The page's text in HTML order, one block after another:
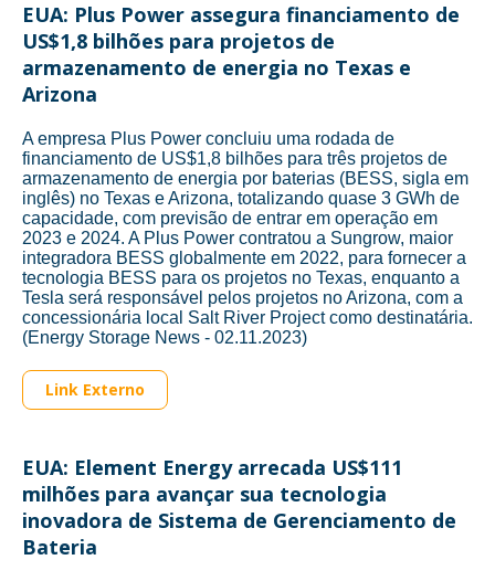
EUA: Plus Power assegura financiamento de
US$1,8 bilhões para projetos de
armazenamento de energia no Texas e
Arizona
A empresa Plus Power concluiu uma rodada de
financiamento de US$1,8 bilhões para três projetos de
armazenamento de energia por baterias (BESS, sigla em
inglês) no Texas e Arizona, totalizando quase 3 GWh de
capacidade, com previsão de entrar em operação em
2023 e 2024. A Plus Power contratou a Sungrow, maior
integradora BESS globalmente em 2022, para fornecer a
tecnologia BESS para os projetos no Texas, enquanto a
Tesla será responsável pelos projetos no Arizona, com a
concessionária local Salt River Project como destinatária.
(Energy Storage News - 02.11.2023)
Link Externo
EUA: Element Energy arrecada US$111
milhões para avançar sua tecnologia
inovadora de Sistema de Gerenciamento de
Bateria